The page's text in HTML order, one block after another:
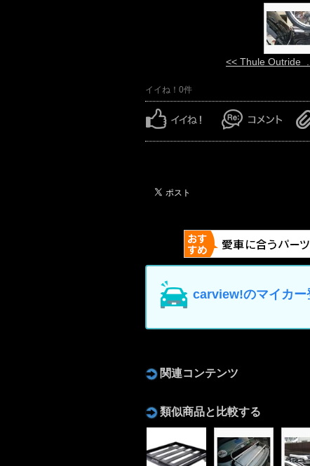
<< Thule Outride ...
イイね！0件
carview!のマイカー
関連コンテンツ
類似商品と比較する